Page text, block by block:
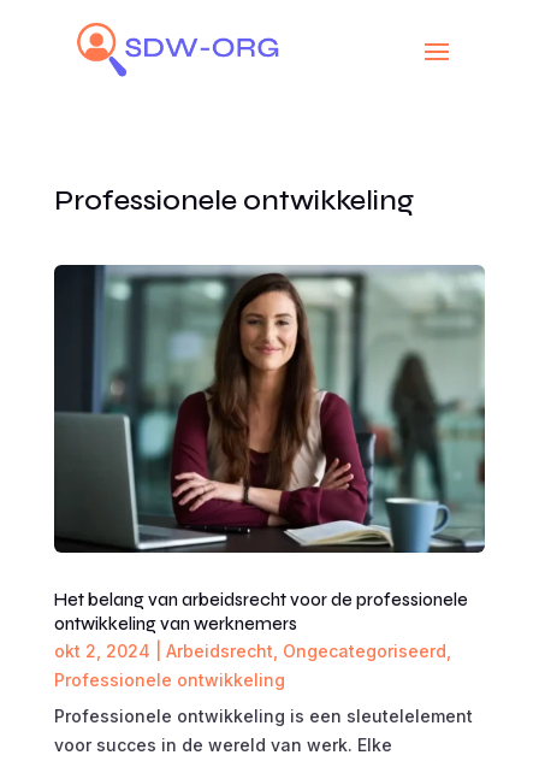
Professionele ontwikkeling
Het belang van arbeidsrecht voor de professionele
ontwikkeling van werknemers
okt 2, 2024
Arbeidsrecht Ongecategoriseerd
Professionele ontwikkeling
Professionele ontwikkeling is een sleutelelement
voor succes in de wereld van werk. Elke